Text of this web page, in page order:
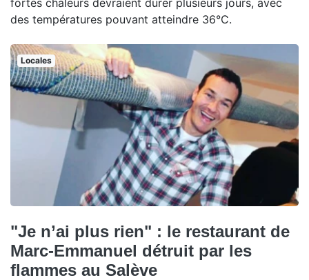
des températures pouvant atteindre 36°C.
Locales
"Je n’ai plus rien" : le restaurant de
Marc-Emmanuel détruit par les
flammes au Salève